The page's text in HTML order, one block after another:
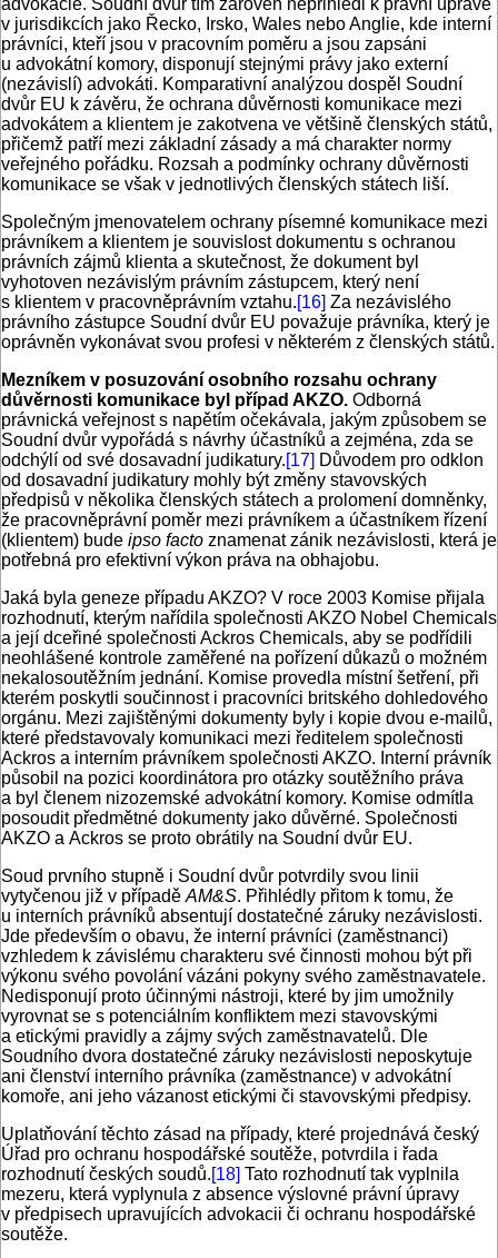
v jurisdikcích jako Řecko, Irsko, Wales nebo Anglie, kde interní
právníci, kteří jsou v pracovním poměru a jsou zapsáni
u advokátní komory, disponují stejnými právy jako externí
(nezávislí) advokáti. Komparativní analýzou dospěl Soudní
dvůr EU k závěru, že ochrana důvěrnosti komunikace mezi
advokátem a klientem je zakotvena ve většině členských států,
přičemž patří mezi základní zásady a má charakter normy
veřejného pořádku. Rozsah a podmínky ochrany důvěrnosti
komunikace se však v jednotlivých členských státech liší.
Společným jmenovatelem ochrany písemné komunikace mezi
právníkem a klientem je souvislost dokumentu s ochranou
právních zájmů klienta a skutečnost, že dokument byl
vyhotoven nezávislým právním zástupcem, který není
s klientem v pracovněprávním vztahu.[16] Za nezávislého
právního zástupce Soudní dvůr EU považuje právníka, který je
oprávněn vykonávat svou profesi v některém z členských států.
Mezníkem v posuzování osobního rozsahu ochrany
důvěrnosti komunikace byl případ AKZO. Odborná
právnická veřejnost s napětím očekávala, jakým způsobem se
Soudní dvůr vypořádá s návrhy účastníků a zejména, zda se
odchýlí od své dosavadní judikatury.[17] Důvodem pro odklon
od dosavadní judikatury mohly být změny stavovských
předpisů v několika členských státech a prolomení domněnky,
že pracovněprávní poměr mezi právníkem a účastníkem řízení
(klientem) bude ipso facto znamenat zánik nezávislosti, která je
potřebná pro efektivní výkon práva na obhajobu.
Jaká byla geneze případu AKZO? V roce 2003 Komise přijala
rozhodnutí, kterým nařídila společnosti AKZO Nobel Chemicals
a její dceřiné společnosti Ackros Chemicals, aby se podřídili
neohlášené kontrole zaměřené na pořízení důkazů o možném
nekalosoutěžním jednání. Komise provedla místní šetření, při
kterém poskytli součinnost i pracovníci britského dohledového
orgánu. Mezi zajištěnými dokumenty byly i kopie dvou e-mailů,
které představovaly komunikaci mezi ředitelem společnosti
Ackros a interním právníkem společnosti AKZO. Interní právník
působil na pozici koordinátora pro otázky soutěžního práva
a byl členem nizozemské advokátní komory. Komise odmítla
posoudit předmětné dokumenty jako důvěrné. Společnosti
AKZO a Ackros se proto obrátily na Soudní dvůr EU.
Soud prvního stupně i Soudní dvůr potvrdily svou linii
vytyčenou již v případě AM&S. Přihlédly přitom k tomu, že
u interních právníků absentují dostatečné záruky nezávislosti.
Jde především o obavu, že interní právníci (zaměstnanci)
vzhledem k závislému charakteru své činnosti mohou být při
výkonu svého povolání vázáni pokyny svého zaměstnavatele.
Nedisponují proto účinnými nástroji, které by jim umožnily
vyrovnat se s potenciálním konfliktem mezi stavovskými
a etickými pravidly a zájmy svých zaměstnavatelů. Dle
Soudního dvora dostatečné záruky nezávislosti neposkytuje
ani členství interního právníka (zaměstnance) v advokátní
komoře, ani jeho vázanost etickými či stavovskými předpisy.
Uplatňování těchto zásad na případy, které projednává český
Úřad pro ochranu hospodářské soutěže, potvrdila i řada
rozhodnutí českých soudů.[18] Tato rozhodnutí tak vyplnila
mezeru, která vyplynula z absence výslovné právní úpravy
v předpisech upravujících advokacii či ochranu hospodářské
soutěže.